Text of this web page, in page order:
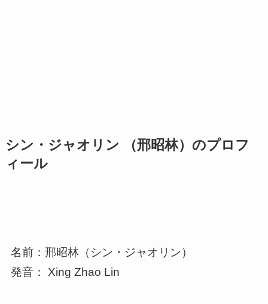
シン・ジャオリン （邢昭林）のプロフ
ィール
名前：邢昭林（シン・ジャオリン）
発音： Xing Zhao Lin